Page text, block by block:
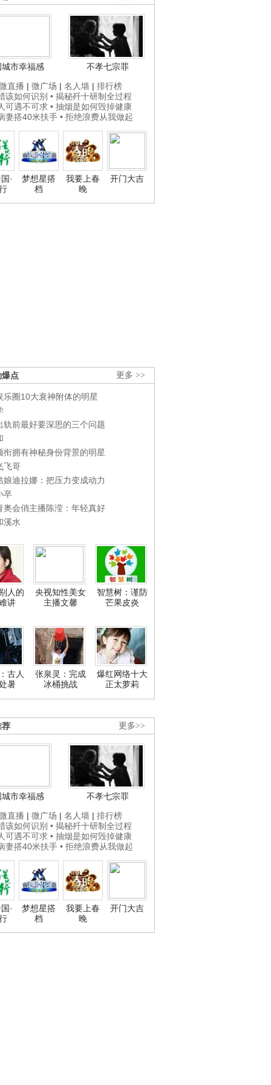
城市幸福感
不孝七宗罪
直播 | 微广场 | 名人墙 | 排行榜
该如何识别 • 揭秘歼十研制全过程
可遇不可求 • 抽烟是如何毁掉健康
妻搭40米扶手 • 拒绝浪费从我做起
·
梦想星搭
档
我要上春
晚
开门大吉
更多 >>
爆点
乐圈10大衰神附体的明星
轨前最好要深思的三个问题
衔拥有神秘身份背景的明星
飞哥
娘迪拉娜：把压力变成动力
卒
奥会俏主播陈滢：年轻真好
溪水
人的
讲
央视知性美女
主播文馨
智慧树：谨防
芒果皮炎
古人
暑
张泉灵：完成
冰桶挑战
爆红网络十大
正太萝莉
更多>>
荐
城市幸福感
不孝七宗罪
直播 | 微广场 | 名人墙 | 排行榜
该如何识别 • 揭秘歼十研制全过程
可遇不可求 • 抽烟是如何毁掉健康
妻搭40米扶手 • 拒绝浪费从我做起
·
梦想星搭
档
我要上春
晚
开门大吉